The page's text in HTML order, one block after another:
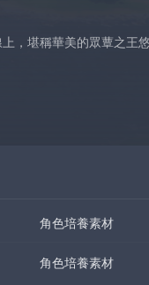
，堪稱華美的眾蕈之王
角色培養素材
角色培養素材